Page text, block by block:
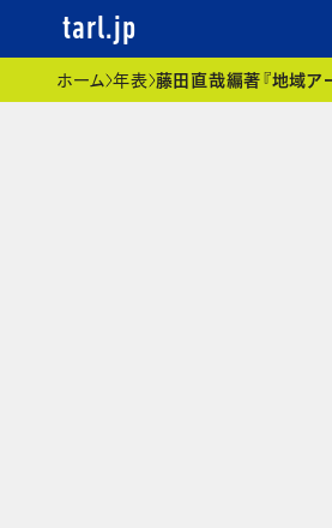
tarl.jp
現在位置ホーム 年表 藤田直哉編著『地域ア